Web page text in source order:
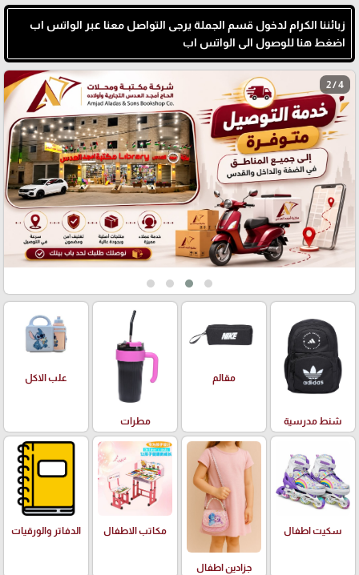
زبائننا الكرام لدخول قسم الجملة يرجى التواصل معنا عبر الواتس اب
اضغط هنا للوصول الى الواتس اب
3 / 4
شنط مدرسية
مقالم
مطرات
علب الاكل
سكيت اطفال
جزادين اطفال
مكاتب الاطفال الدفاتر والورقيات